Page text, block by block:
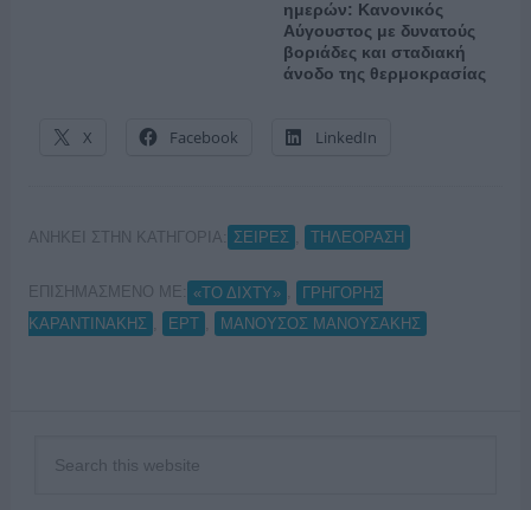
ημερών: Κανονικός
Αύγουστος με δυνατούς
βοριάδες και σταδιακή
άνοδο της θερμοκρασίας
X Facebook LinkedIn
ΑΝΗΚΕΙ ΣΤΗΝ ΚΑΤΗΓΟΡΙΑ: ΣΕΙΡΕΣ ΤΗΛΕΟΡΑΣΗ
ΕΠΙΣΗΜΑΣΜΕΝΟ ΜΕ: «ΤΟ ΔΙΧΤΥ»
ΓΡΗΓΟΡΗΣ
ΚΑΡΑΝΤΙΝΑΚΗΣ
ΕΡΤ ΜΑΝΟΥΣΟΣ ΜΑΝΟΥΣΑΚΗΣ